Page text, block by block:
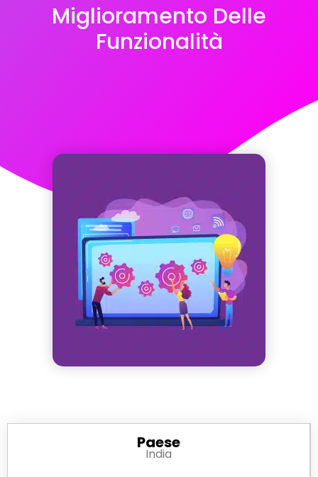
Miglioramento Delle
Funzionalità
Paese
India